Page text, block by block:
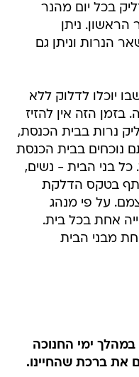
בכל יום מהנר
ניתן
הנרות וניתן גם
יוכלו לדלוק ללא
הזה אין להזיז
נרות בבית הכנסת,
נוכחים בבית הכנסת
כל בני הבית - נשים,
בטקס הדלקת
על פי מנהג
אחת בכל בית.
מבני הבית
ימי החנוכה
את ברכת שהחיינו.